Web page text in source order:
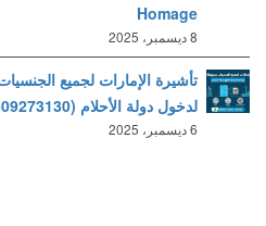
Homage
8 ديسمبر، 2025
تأشيرة الإمارات لجميع
لدخول دولة الأحلام (00971509273130) Today Homage
6 ديسمبر، 2025